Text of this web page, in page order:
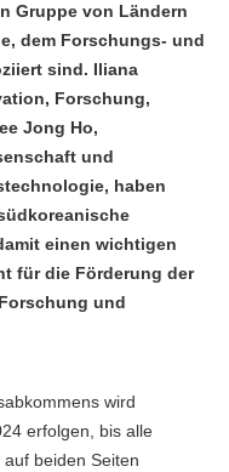
Gruppe von Ländern
dem Forschungs- und
sind. Iliana
Forschung,
Jong Ho,
und
haben
einen wichtigen
für die Förderung der
und
wird
erfolgen, bis alle
beiden Seiten